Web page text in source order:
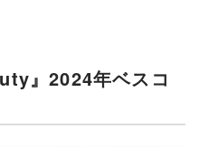
』2024年ベスコ